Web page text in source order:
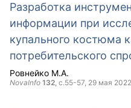
Разработка
информации при
купального костюма
потребительского
Ровнейко М.А.
NovaInfo 132, с.55-57, 29 мая 2022